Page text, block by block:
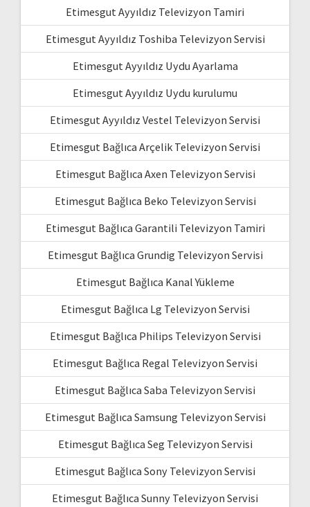
Etimesgut Ayyıldız Televizyon Tamiri
Etimesgut Ayyıldız Toshiba Televizyon Servisi
Etimesgut Ayyıldız Uydu Ayarlama
Etimesgut Ayyıldız Uydu kurulumu
Etimesgut Ayyıldız Vestel Televizyon Servisi
Etimesgut Bağlıca Arçelik Televizyon Servisi
Etimesgut Bağlıca Axen Televizyon Servisi
Etimesgut Bağlıca Beko Televizyon Servisi
Etimesgut Bağlıca Garantili Televizyon Tamiri
Etimesgut Bağlıca Grundig Televizyon Servisi
Etimesgut Bağlıca Kanal Yükleme
Etimesgut Bağlıca Lg Televizyon Servisi
Etimesgut Bağlıca Philips Televizyon Servisi
Etimesgut Bağlıca Regal Televizyon Servisi
Etimesgut Bağlıca Saba Televizyon Servisi
Etimesgut Bağlıca Samsung Televizyon Servisi
Etimesgut Bağlıca Seg Televizyon Servisi
Etimesgut Bağlıca Sony Televizyon Servisi
Etimesgut Bağlıca Sunny Televizyon Servisi